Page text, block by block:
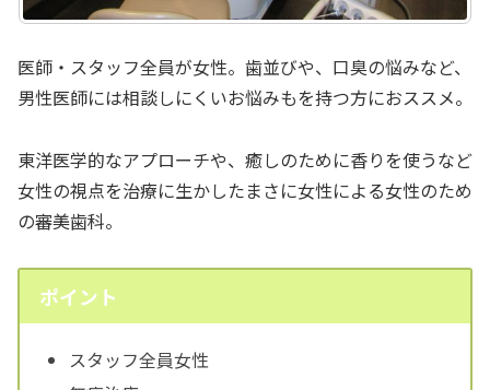
医師・スタッフ全員が女性。歯並びや、口臭の悩みなど、
男性医師には相談しにくいお悩みもを持つ方におススメ。
東洋医学的なアプローチや、癒しのために香りを使うなど
女性の視点を治療に生かしたまさに女性による女性のため
の審美歯科。
ポイント
スタッフ全員女性